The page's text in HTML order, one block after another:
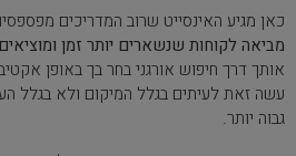
כאן מגיע האינסייט שרוב המדריכים
מביאה לקוחות שנשארים יותר זמן
אותך דרך חיפוש אורגני בחר בך באופן
עשה זאת לעיתים בגלל המיקום ולא בגלל
גבוה יותר.